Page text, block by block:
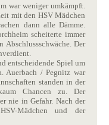
war weniger umkämpft.
mit den HSV Mädchen
dann alle Dämme.
scheiterte immer
Abschlussschwäche. Der
entscheidende Spiel um
Auerbach / Pegnitz war
standen in der
Chancen zu. Der
nie in Gefahr. Nach der
Mädchen und der